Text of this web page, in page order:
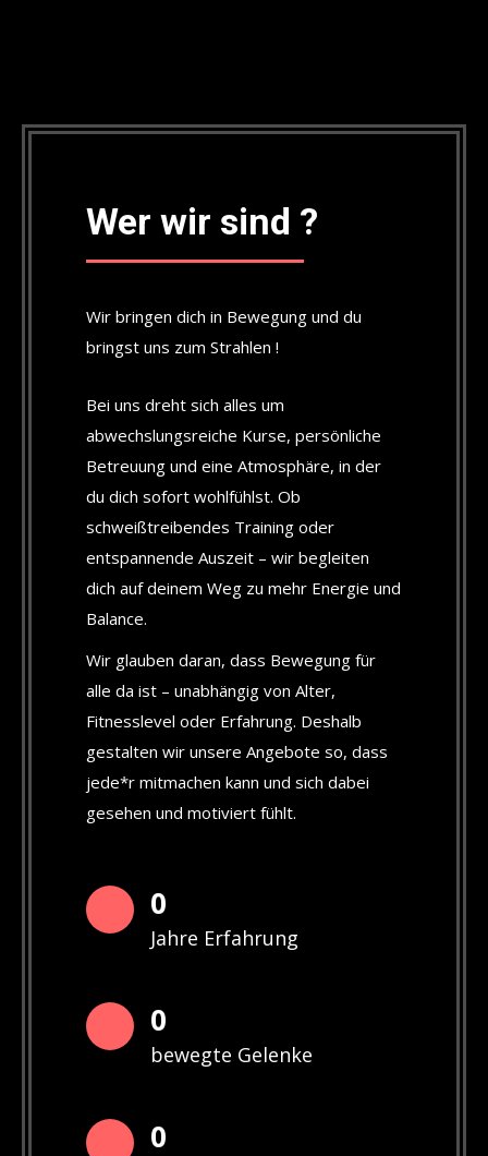
Wer wir sind ?
Wir bringen dich in Bewegung und du
bringst uns zum Strahlen !
Bei uns dreht sich alles um
abwechslungsreiche Kurse, persönliche
Betreuung und eine Atmosphäre, in der
du dich sofort wohlfühlst. Ob
schweißtreibendes Training oder
entspannende Auszeit – wir begleiten
dich auf deinem Weg zu mehr Energie und
Balance.
Wir glauben daran, dass Bewegung für
alle da ist – unabhängig von Alter,
Fitnesslevel oder Erfahrung. Deshalb
gestalten wir unsere Angebote so, dass
jede*r mitmachen kann und sich dabei
gesehen und motiviert fühlt.
0
Jahre Erfahrung
0
bewegte Gelenke
0